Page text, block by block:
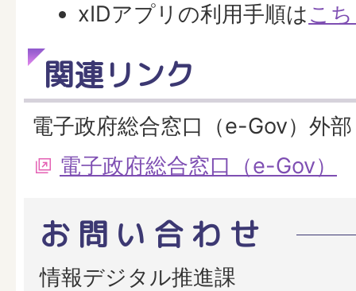
xIDアプリの利用手順はこ
関連リンク
電子政府総合窓口（e-Gov）外
電子政府総合窓口（e-Gov）
お問い合わせ
情報デジタル推進課